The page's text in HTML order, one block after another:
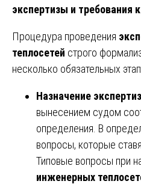
экспертизы и требования
Процедура проведения
теплосетей строго
несколько обязательных
Назначение
вынесением судом
определения. В
вопросы, которые
Типовые вопросы при
инженерных